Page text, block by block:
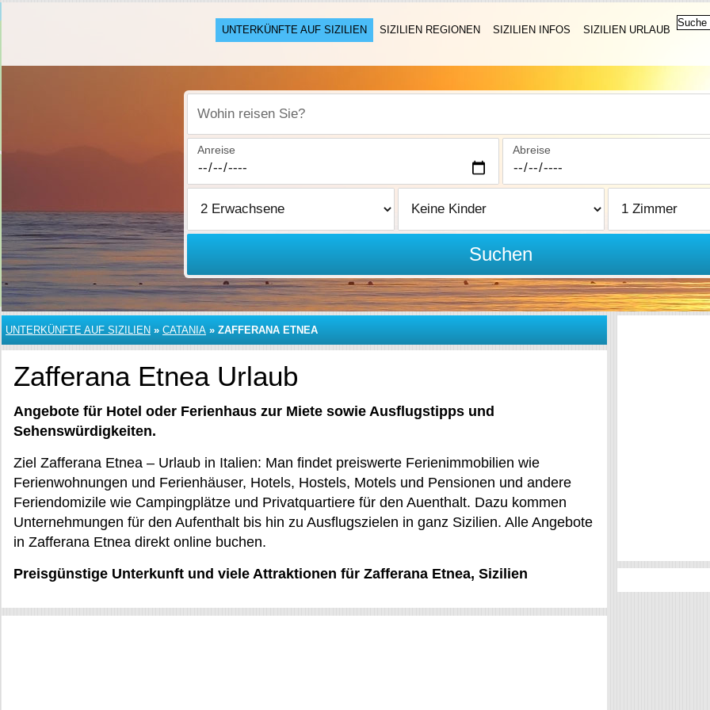
UNTERKÜNFTE AUF SIZILIEN SIZILIEN REGIONEN SIZILIEN INFOS SIZILIEN URLAUB
Wohin reisen Sie?
Anreise Abreise
Suchen
UNTERKÜNFTE AUF SIZILIEN » CATANIA » ZAFFERANA ETNEA
Zafferana Etnea Urlaub
Angebote für Hotel oder Ferienhaus zur Miete sowie Ausflugstipps und
Sehenswürdigkeiten.
Ziel Zafferana Etnea – Urlaub in Italien: Man findet preiswerte Ferienimmobilien wie
Ferienwohnungen und Ferienhäuser, Hotels, Hostels, Motels und Pensionen und andere
Feriendomizile wie Campingplätze und Privatquartiere für den Auenthalt. Dazu kommen
Unternehmungen für den Aufenthalt bis hin zu Ausflugszielen in ganz Sizilien. Alle Angebote
in Zafferana Etnea direkt online buchen.
Preisgünstige Unterkunft und viele Attraktionen für Zafferana Etnea, Sizilien